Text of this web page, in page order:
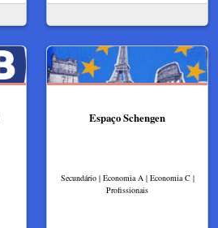
Espaço Schengen
Secundário | Economia A | Economia C |
Profissionais